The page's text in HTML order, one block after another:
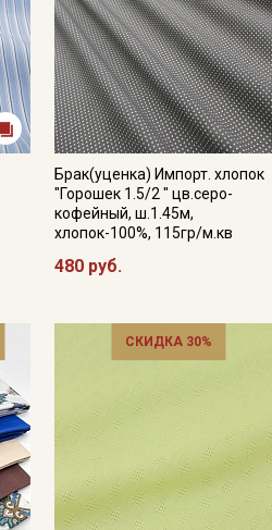
Брак(уценка) Импорт. хлопок
"Горошек 1.5/2 " цв.серо-
кофейный, ш.1.45м,
хлопок-100%, 115гр/м.кв
480 руб.
СКИДКА 30%